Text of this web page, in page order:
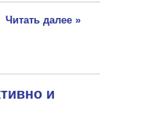
Читать далее »
и